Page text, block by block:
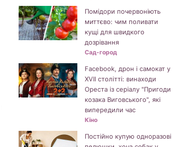
Помідори почервоніють
миттєво: чим поливати
кущі для швидкого
дозрівання
Сад-город
Facebook, дрон і самокат у
XVII столітті: винаходи
Ореста із серіалу "Пригоди
козака Виговського", які
випередили час
Кіно
Постійно купую одноразові